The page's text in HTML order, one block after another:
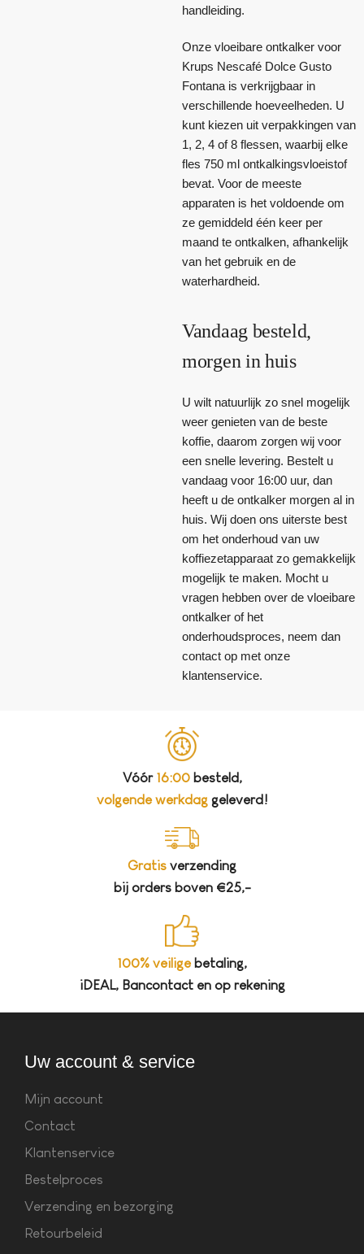
handleiding.
Onze vloeibare ontkalker voor
Krups Nescafé Dolce Gusto
Fontana is verkrijgbaar in
verschillende hoeveelheden. U
kunt kiezen uit verpakkingen van
1, 2, 4 of 8 flessen, waarbij elke
fles 750 ml ontkalkingsvloeistof
bevat. Voor de meeste
apparaten is het voldoende om
ze gemiddeld één keer per
maand te ontkalken, afhankelijk
van het gebruik en de
waterhardheid.
Vandaag besteld,
morgen in huis
U wilt natuurlijk zo snel mogelijk
weer genieten van de beste
koffie, daarom zorgen wij voor
een snelle levering. Bestelt u
vandaag voor 16:00 uur, dan
heeft u de ontkalker morgen al in
huis. Wij doen ons uiterste best
om het onderhoud van uw
koffiezetapparaat zo gemakkelijk
mogelijk te maken. Mocht u
vragen hebben over de vloeibare
ontkalker of het
onderhoudsproces, neem dan
contact op met onze
klantenservice.
Vóór 16:00besteld,
volgende werkdag geleverd!
Gratis verzending
bij orders boven €25,-
100% veiligebetaling,
iDEAL, Bancontact en op rekening
Uw account & service
Mijn account
Contact
Klantenservice
Bestelproces
Verzending en bezorging
Retourbeleid